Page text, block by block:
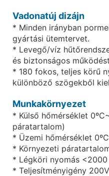
Vadonatúj dizájn
* Minden irányban
gyártási ütemtervet.
* Levegő/víz
és biztonságos
* 180 fokos, teljes körű
különböző szögekből
Munkakörnyezet
* Külső hőmérséklet
páratartalom)
* Üzemi hőmérséklet
* Környezeti
* Légköri nyomás
* Teljesítményigény